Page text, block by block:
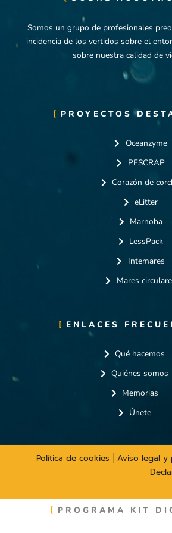
Somos un grupo de profesionales
incidencia de los vertidos sobre el
sobre nuestra calidad de
PROYECTOS
Oceanzyme
PESCRAP
Corazón de
eLitter
Marnoba
LessPack
Intemares
Mares
ENLACES
Qué hacemos
Quiénes somos
Memorias
Únete
Política de cookies Aviso legal y
PROGRAMA KIT